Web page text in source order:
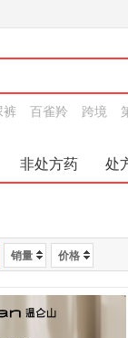
裤 百雀羚 跨境
非处方药
处
销量 价格